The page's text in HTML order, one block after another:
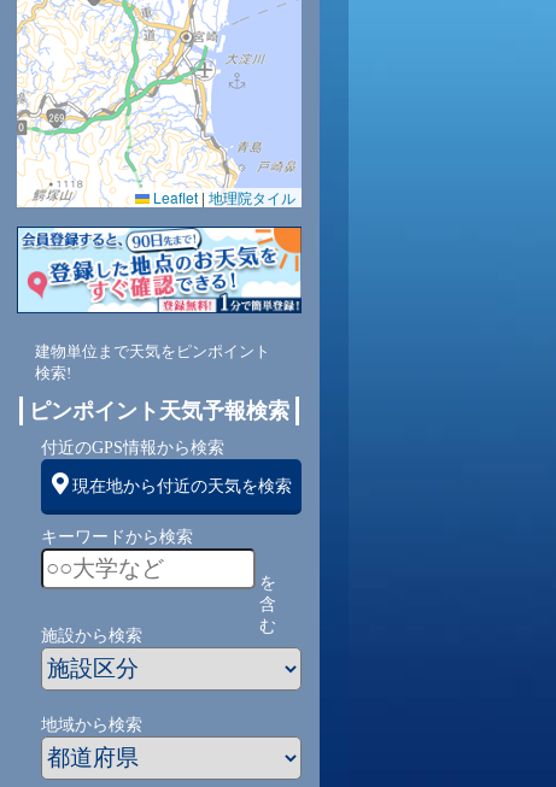
29 30 30 31
56 52 51 50
東南 東南 東南
3 3 3 3
Leaflet | 地理院タイル
建物単位まで天気をピンポイント
検索!
ピンポイント天気予報検索
付近のGPS情報から検索
現在地から付近の天気を検索
キーワードから検索
を
含
む
施設から検索
地域から検索